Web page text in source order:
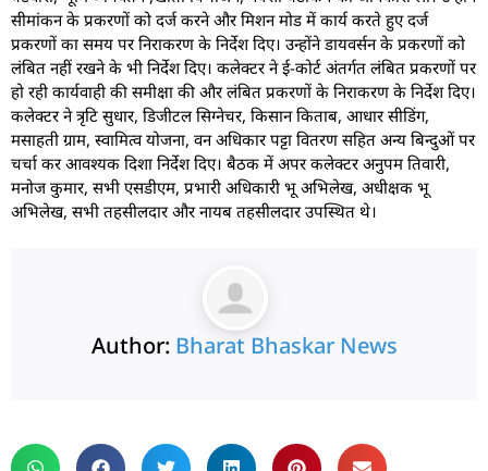
सीमांकन के प्रकरणों को दर्ज करने और मिशन मोड में कार्य करते हुए दर्ज
प्रकरणों का समय पर निराकरण के निर्देश दिए। उन्होंने डायवर्सन के प्रकरणों को
लंबित नहीं रखने के भी निर्देश दिए। कलेक्टर ने ई-कोर्ट अंतर्गत लंबित प्रकरणों पर
हो रही कार्यवाही की समीक्षा की और लंबित प्रकरणों के निराकरण के निर्देश दिए।
कलेक्टर ने त्रृटि सुधार, डिजीटल सिग्नेचर, किसान किताब, आधार सीडिंग,
मसाहती ग्राम, स्वामित्व योजना, वन अधिकार पट्टा वितरण सहित अन्य बिन्दुओं पर
चर्चा कर आवश्यक दिशा निर्देश दिए। बैठक में अपर कलेक्टर अनुपम तिवारी,
मनोज कुमार, सभी एसडीएम, प्रभारी अधिकारी भू अभिलेख, अधीक्षक भू
अभिलेख, सभी तहसीलदार और नायब तहसीलदार उपस्थित थे।
Author: Bharat Bhaskar News